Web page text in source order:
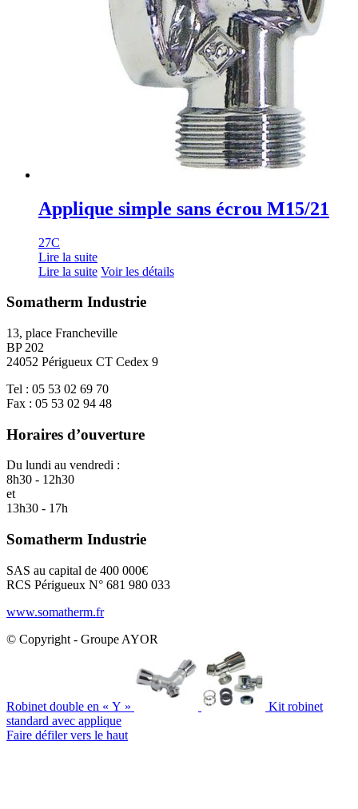
Applique simple sans écrou M15/21
27C
Lire la suite
Lire la suite Voir les détails
Somatherm Industrie
13, place Francheville
BP 202
24052 Périgueux CT Cedex 9
Tel : 05 53 02 69 70
Fax : 05 53 02 94 48
Horaires d’ouverture
Du lundi au vendredi :
8h30 - 12h30
et
13h30 - 17h
Somatherm Industrie
SAS au capital de 400 000€
RCS Périgueux N° 681 980 033
www.somatherm.fr
© Copyright - Groupe AYOR
Robinet double en « Y »
Kit robinet
standard avec applique
Faire défiler vers le haut